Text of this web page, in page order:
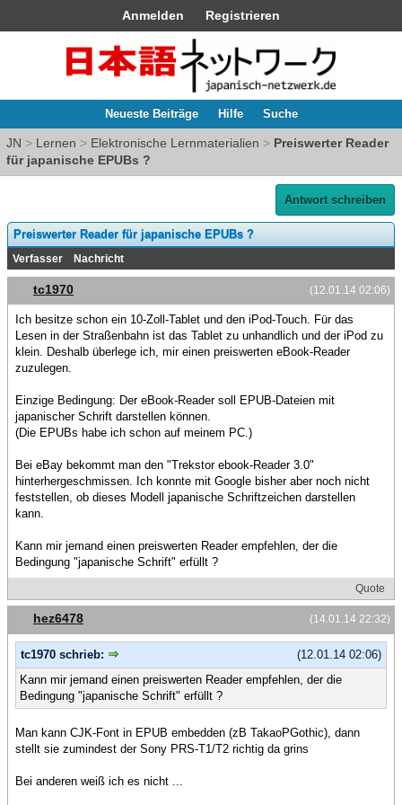
Anmelden Registrieren
Neueste Beiträge Hilfe Suche
JN > Lernen > Elektronische Lernmaterialien > Preiswerter Reader
für japanische EPUBs ?
Antwort schreiben
Preiswerter Reader für japanische EPUBs ?
Verfasser Nachricht
(12.01.14 02:06)
tc1970
Ich besitze schon ein 10-Zoll-Tablet und den iPod-Touch. Für das
Lesen in der Straßenbahn ist das Tablet zu unhandlich und der iPod zu
klein. Deshalb überlege ich, mir einen preiswerten eBook-Reader
zuzulegen.
Einzige Bedingung: Der eBook-Reader soll EPUB-Dateien mit
japanischer Schrift darstellen können.
(Die EPUBs habe ich schon auf meinem PC.)
Bei eBay bekommt man den "Trekstor ebook-Reader 3.0"
hinterhergeschmissen. Ich konnte mit Google bisher aber noch nicht
feststellen, ob dieses Modell japanische Schriftzeichen darstellen
kann.
Kann mir jemand einen preiswerten Reader empfehlen, der die
Bedingung "japanische Schrift" erfüllt ?
Quote
(14.01.14 22:32)
hez6478
(12.01.14 02:06)
tc1970 schrieb:
Kann mir jemand einen preiswerten Reader empfehlen, der die
Bedingung "japanische Schrift" erfüllt ?
Man kann CJK-Font in EPUB embedden (zB TakaoPGothic), dann
stellt sie zumindest der Sony PRS-T1/T2 richtig da grins
Bei anderen weiß ich es nicht ...